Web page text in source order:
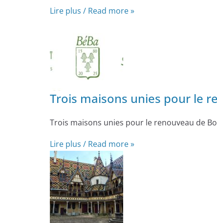
Lire plus / Read more »
Trois maisons unies pour le
Trois maisons unies pour le renouveau de
Lire plus / Read more »